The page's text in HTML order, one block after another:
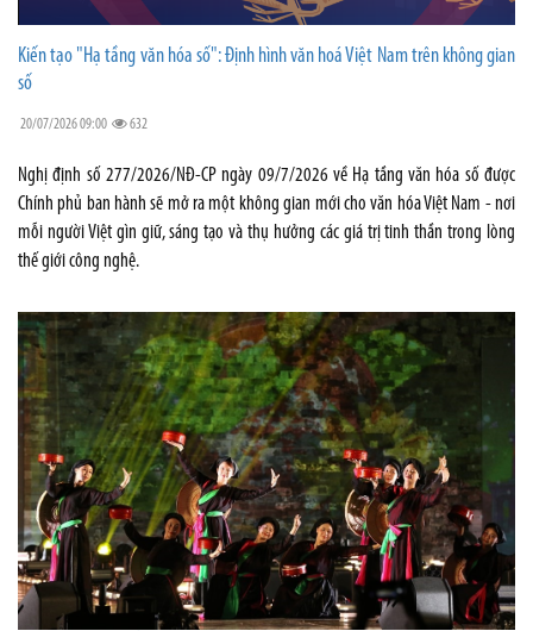
Kiến tạo "Hạ tầng văn hóa số": Định hình văn hoá Việt Nam trên không gian
số
20/07/2026 09:00 632
Nghị định số 277/2026/NĐ-CP ngày 09/7/2026 về Hạ tầng văn hóa số được
Chính phủ ban hành sẽ mở ra một không gian mới cho văn hóa Việt Nam - nơi
mỗi người Việt gìn giữ, sáng tạo và thụ hưởng các giá trị tinh thần trong lòng
thế giới công nghệ.